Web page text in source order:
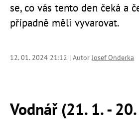
se, co vás tento den čeká a
případně měli vyvarovat.
12. 01. 2024 21:12 | AutorJosef Onderka
Vodnář (21. 1. -